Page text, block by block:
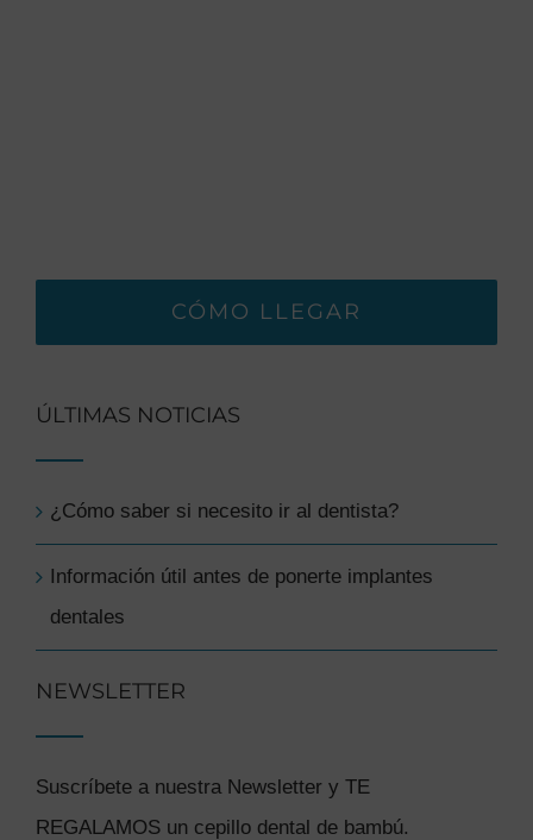
CÓMO LLEGAR
ÚLTIMAS NOTICIAS
¿Cómo saber si necesito ir al dentista?
Información útil antes de ponerte implantes
dentales
NEWSLETTER
Suscríbete a nuestra Newsletter y TE
REGALAMOS un cepillo dental de bambú.